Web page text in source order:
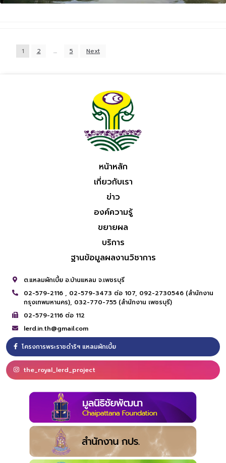
Posts1 2 … 5 Next
หน้าหลัก
เกี่ยวกับเรา
ข่าว
องค์ความรู้
ขยายผล
บริการ
ฐานข้อมูลผลงานวิชาการ
ต.แหลมผักเบี้ย อ.บ้านแหลม จ.เพชรบุรี
02-579-2116 , 02-579-3473 ต่อ 107, 092-2730546 (สำนักงาน
กรุงเทพมหานคร), 032-770-755 (สำนักงาน เพชรบุรี)
02-579-2116 ต่อ 112
lerd.in.th@gmail.com
โครงการพระราชดำริฯ แหลมผักเบี้ย
the_royal_lerd_project